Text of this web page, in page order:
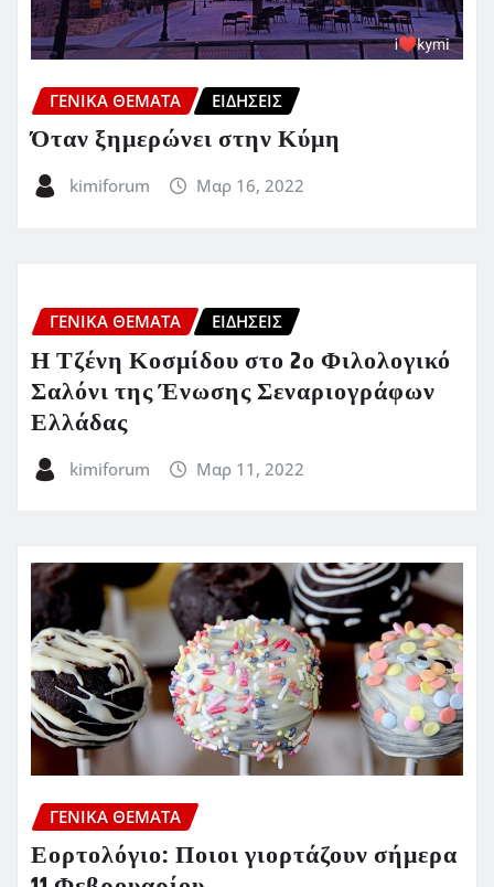
ΓΕΝΙΚΑ ΘΕΜΑΤΑ ΕΙΔΗΣΕΙΣ
Όταν ξημερώνει στην Κύμη
kimiforum Μαρ 16, 2022
ΓΕΝΙΚΑ ΘΕΜΑΤΑ ΕΙΔΗΣΕΙΣ
Η Τζένη Κοσμίδου στο 2ο Φιλολογικό
Σαλόνι της Ένωσης Σεναριογράφων
Ελλάδας
kimiforum Μαρ 11, 2022
ΓΕΝΙΚΑ ΘΕΜΑΤΑ
Εορτολόγιο: Ποιοι γιορτάζουν σήμερα